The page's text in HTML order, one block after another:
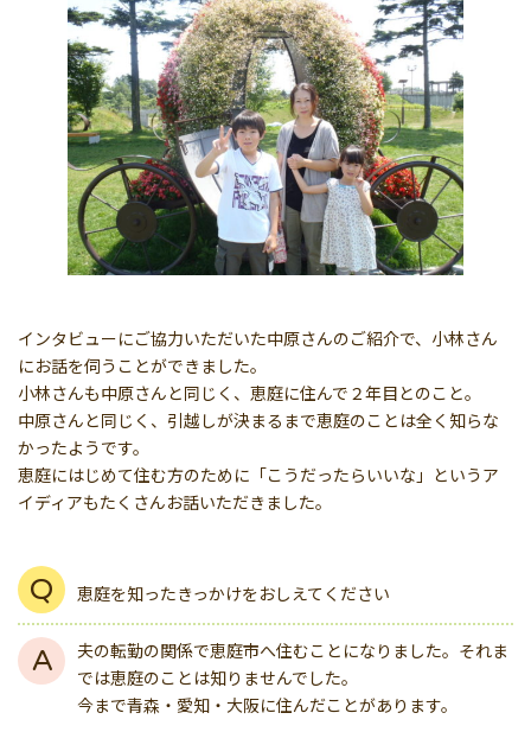
インタビューにご協力いただいた中原さんのご紹介で、小林さん
にお話を伺うことができました。
小林さんも中原さんと同じく、恵庭に住んで２年目とのこと。
中原さんと同じく、引越しが決まるまで恵庭のことは全く知らな
かったようです。
恵庭にはじめて住む方のために「こうだったらいいな」というア
イディアもたくさんお話いただきました。
恵庭を知ったきっかけをおしえてください
夫の転勤の関係で恵庭市へ住むことになりました。それま
では恵庭のことは知りませんでした。
今まで青森・愛知・大阪に住んだことがあります。